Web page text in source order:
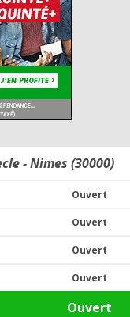
- Nimes (30000)
Ouvert
Ouvert
Ouvert
Ouvert
Ouvert